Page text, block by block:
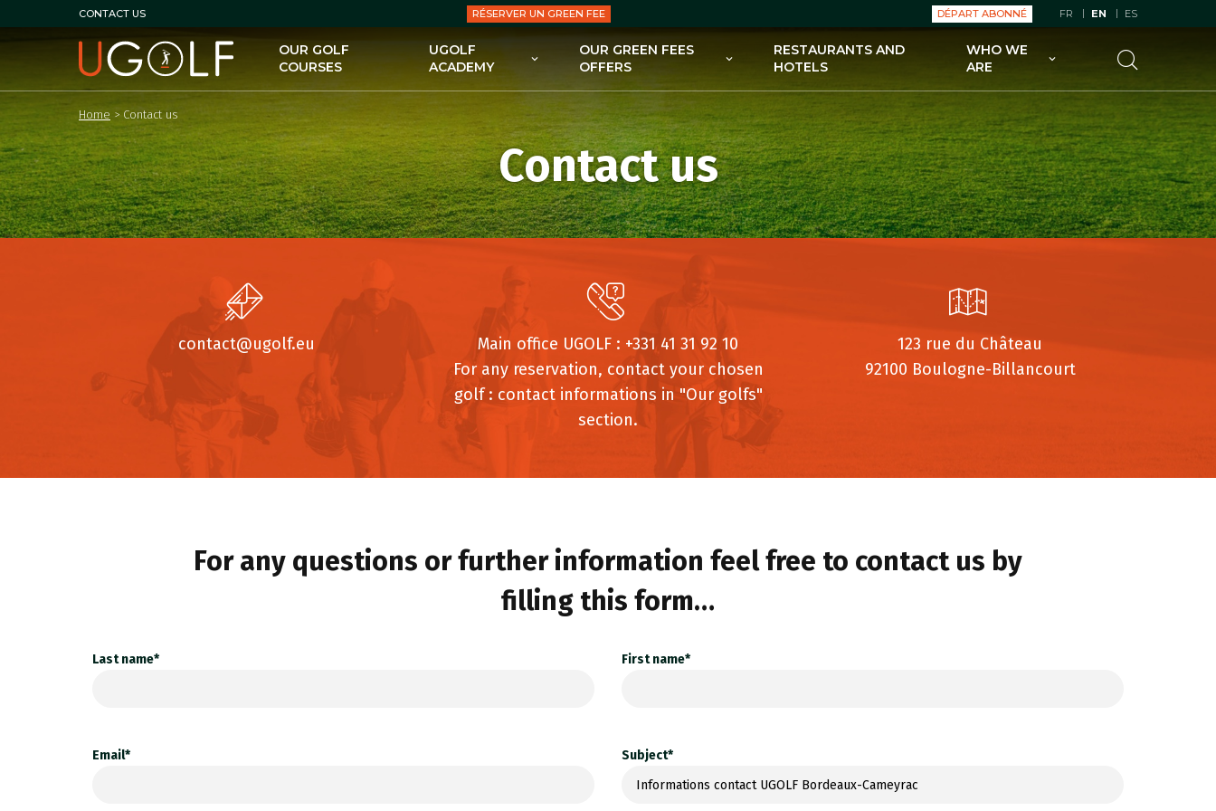
CONTACT US RÉSERVER UN GREEN FEE DÉPART ABONNÉ FR EN ES
OUR GOLF
COURSES
UGOLF
ACADEMY
UGOLF ACADEMY
BEGINNING GOLF PACKAGES
ADVANCED GOLF PACKAGES
KIDS’ CLASSES
GOLF CLINICS
OUR GREEN FEES
OFFERS
OUR GREEN FEES OFFERS
SUBSCRIPTIONS
OUR OFFERS : EDUCATION
PRO SHOPS
RESTAURANTS AND
HOTELS
WHO WE
ARE
UGOLF FOR GOLF COURSE
OWNERS
UGOLF AND ITS SUBSIDIARIES
ECO-SUSTAINABLE UGOLF
Home > Contact us
Contact us
contact@ugolf.eu
Main office UGOLF : +331 41 31 92 10
For any reservation, contact your chosen
golf : contact informations in "Our golfs"
section.
123 rue du Château
92100 Boulogne-Billancourt
For any questions or further information feel free to contact us by
filling this form…
Last name* First name*
Email* Subject*